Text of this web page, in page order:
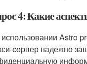
4: Какие
Astro
сервер надежно